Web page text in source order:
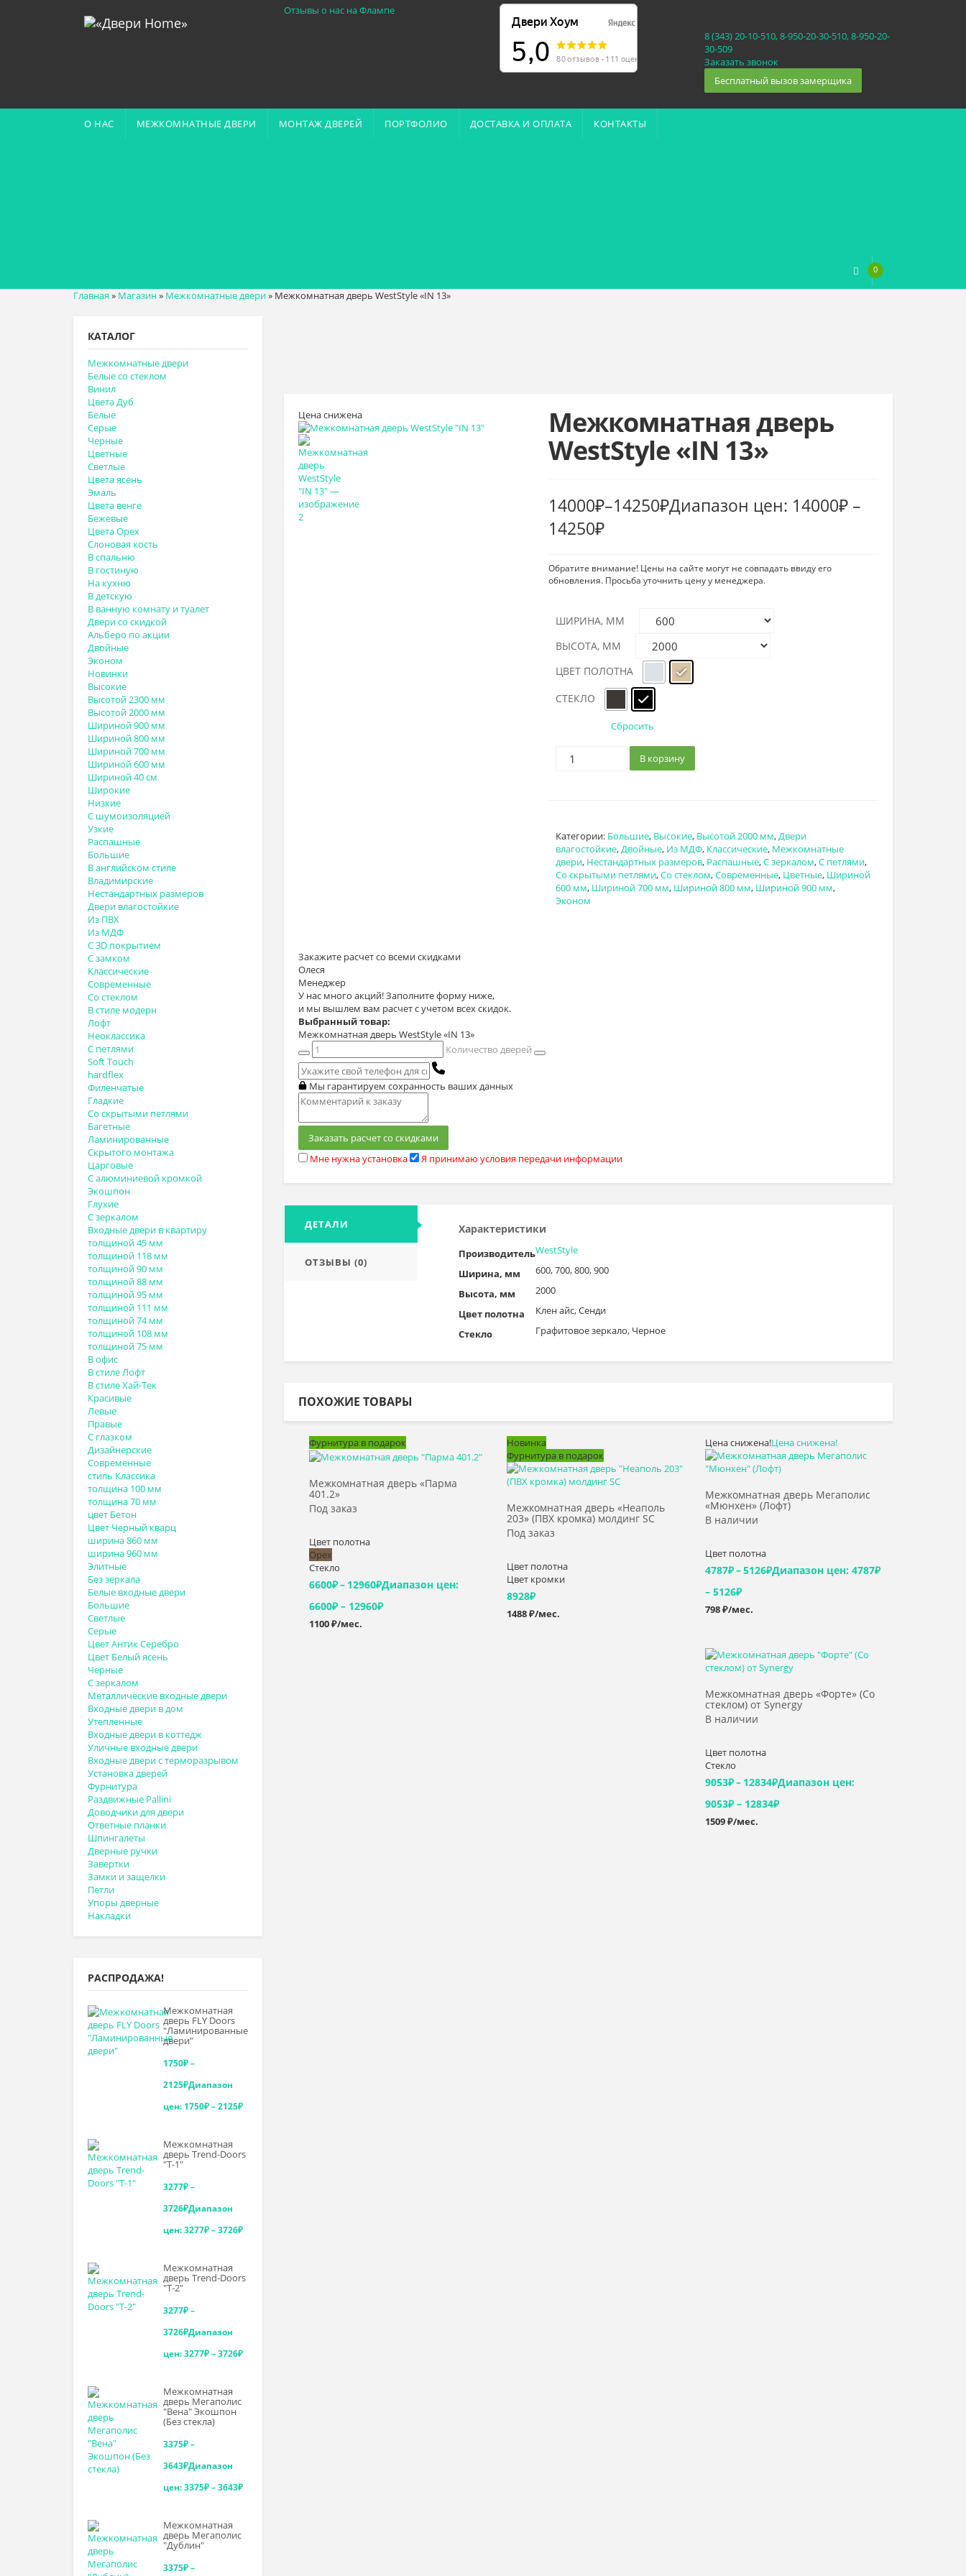
Отзывы о нас на Флампе
8 (343) 20-10-510, 8-950-20-30-510, 8-950-20-
30-509
Заказать звонок
Бесплатный вызов замерщика
О НАС МЕЖКОМНАТНЫЕ ДВЕРИ МОНТАЖ ДВЕРЕЙ ПОРТФОЛИО ДОСТАВКА И ОПЛАТА КОНТАКТЫ
0
Главная » Магазин» Межкомнатные двери» Межкомнатная дверь WestStyle «IN 13»
КАТАЛОГ
Межкомнатные двери
Белые со стеклом
Винил
Цвета Дуб
Белые
Серые
Черные
Цветные
Светлые
Цвета ясень
Эмаль
Цвета венге
Бежевые
Цвета Орех
Слоновая кость
В спальню
В гостиную
На кухню
В детскую
В ванную комнату и туалет
Двери со скидкой
Альберо по акции
Двойные
Эконом
Новинки
Высокие
Высотой 2300 мм
Высотой 2000 мм
Шириной 900 мм
Шириной 800 мм
Шириной 700 мм
Шириной 600 мм
Шириной 40 см
Широкие
Низкие
С шумоизоляцией
Узкие
Распашные
Большие
В английском стиле
Владимирские
Нестандартных размеров
Двери влагостойкие
Из ПВХ
Из МДФ
С 3D покрытием
С замком
Классические
Современные
Со стеклом
В стиле модерн
Лофт
Неоклассика
С петлями
Soft Touch
hardflex
Филенчатые
Гладкие
Со скрытыми петлями
Багетные
Ламинированные
Скрытого монтажа
Царговые
С алюминиевой кромкой
Экошпон
Глухие
С зеркалом
Входные двери в квартиру
толщиной 45 мм
толщиной 118 мм
толщиной 90 мм
толщиной 88 мм
толщиной 95 мм
толщиной 111 мм
толщиной 74 мм
толщиной 108 мм
толщиной 75 мм
В офис
В стиле Лофт
В стиле Хай-Тек
Красивые
Левые
Правые
С глазком
Дизайнерские
Современные
стиль Классика
толщина 100 мм
толщина 70 мм
цвет Бетон
Цвет Черный кварц
ширина 860 мм
ширина 960 мм
Элитные
Без зеркала
Белые входные двери
Большие
Светлые
Серые
Цвет Антик Серебро
Цвет Белый ясень
Черные
С зеркалом
Металлические входные двери
Входные двери в дом
Утепленные
Входные двери в коттедж
Уличные входные двери
Входные двери с терморазрывом
Установка дверей
Фурнитура
Раздвижные Pallini
Доводчики для двери
Ответные планки
Шпингалеты
Дверные ручки
Завертки
Замки и защелки
Петли
Упоры дверные
Накладки
РАСПРОДАЖА!
Межкомнатная
дверь FLY Doors
"Ламинированные
двери"
1750₽–
2125₽Диапазон
цен: 1750₽ – 2125₽
Межкомнатная
дверь Trend-Doоrs
"Т-1"
3277₽–
3726₽Диапазон
цен: 3277₽ – 3726₽
Межкомнатная
дверь Trend-Doоrs
"Т-2"
3277₽–
3726₽Диапазон
цен: 3277₽ – 3726₽
Межкомнатная
дверь Мегаполис
"Вена" Экошпон
(Без стекла)
3375₽–
3643₽Диапазон
цен: 3375₽ – 3643₽
Межкомнатная
дверь Мегаполис
"Дублин"
3375₽–
Цена снижена Межкомнатная дверь
WestStyle «IN 13»
14000₽–14250₽Диапазон цен: 14000₽ –
14250₽
Обратите внимание! Цены на сайте могут не совпадать ввиду его
обновления. Просьба уточнить цену у менеджера.
ШИРИНА, ММ
ВЫСОТА, ММ
ЦВЕТ ПОЛОТНА
СТЕКЛО
Сбросить
В корзину
Категории: Большие, Высокие, Высотой 2000 мм,Двери
влагостойкие,Двойные, Из МДФ, Классические, Межкомнатные
двери, Нестандартных размеров, Распашные,С зеркалом,С петлями,
Со скрытыми петлями,Со стеклом,Современные, Цветные, Шириной
600 мм, Шириной 700 мм, Шириной 800 мм, Шириной 900 мм,
Эконом
Закажите расчетсо всеми скидками
Олеся
Менеджер
У нас много акций! Заполните форму ниже,
и мы вышлем вам расчет с учетом всех скидок.
Выбранный товар:
Межкомнатная дверь WestStyle «IN 13»
Количество дверей
Мы гарантируем сохранность ваших данных
Заказать расчет со скидками
Мне нужна установка
Я принимаю условия передачи информации
ДЕТАЛИ
ОТЗЫВЫ (0)
Характеристики
ПроизводительWestStyle
Ширина, мм
600, 700, 800, 900
Высота, мм
2000
Цвет полотна
Клен айс, Сенди
Стекло
Графитовое зеркало, Черное
ПОХОЖИЕ ТОВАРЫ
Фурнитура в подарок
Межкомнатная дверь «Парма
401.2»
Под заказ
Цвет полотна
Орех
Стекло
6600₽– 12960₽Диапазон цен:
6600₽ – 12960₽
1100 ₽/мес.
Выбрать >
Новинка
Фурнитура в подарок
Межкомнатная дверь «Неаполь
203» (ПВХ кромка) молдинг SC
Под заказ
Цвет полотна
Цвет кромки
8928₽
1488 ₽/мес.
Выбрать >
Цена снижена!Цена снижена!
Межкомнатная дверь Мегаполис
«Мюнхен» (Лофт)
В наличии
Цвет полотна
4787₽–5126₽Диапазон цен: 4787₽
– 5126₽
798 ₽/мес.
Выбрать >
Межкомнатная дверь «Форте» (Со
стеклом) от Synergy
В наличии
Цвет полотна
Стекло
9053₽– 12834₽Диапазон цен:
9053₽ – 12834₽
1509 ₽/мес.
Выбрать >